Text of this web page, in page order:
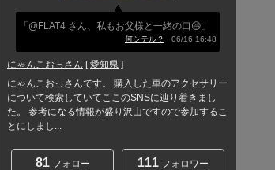
「@FLAT4 さん、私もお父様と一緒の口😄」
何シテル？ 06/16 16:48
にゃんこおっさん [愛知県 ]
にゃんこおっさんです。 購入した車のアクセサリー
について検索していてここのSNSに辿り着きまし
た。 参考になる情報が盛り沢山ですので参加するこ
とにしまし...
81フォロー 111 フォロワー